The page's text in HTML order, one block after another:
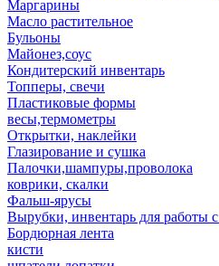
Маргарины
Масло растительное
Бульоны
Майонез,соус
Кондитерский инвентарь
Топперы, свечи
Пластиковые формы
весы,термометры
Открытки, наклейки
Глазирование и сушка
Палочки,шампуры,проволока
коврики, скалки
Фальш-ярусы
Вырубки, инвентарь для работы
Бордюрная лента
кисти